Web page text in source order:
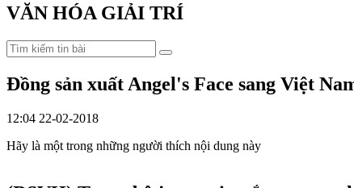
VĂN HÓA GIẢI TRÍ
Đồng sản xuất Angel's Face sang Việt
12:04 22-02-2018
Hãy là một trong những người thích nội dung này